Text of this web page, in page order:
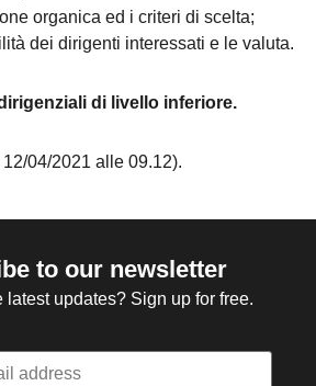
organica ed i criteri di scelta;
dei dirigenti interessati e le valuta.
di livello inferiore.
04/2021 alle 09.12).
to our newsletter
latest updates? Sign up for free.